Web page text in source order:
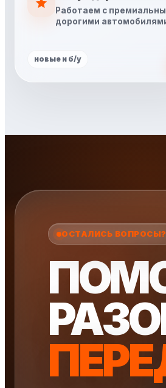
Работаем с
дорогими
новые и б/у
ОСТАЛИСЬ ВОПРОСЫ?